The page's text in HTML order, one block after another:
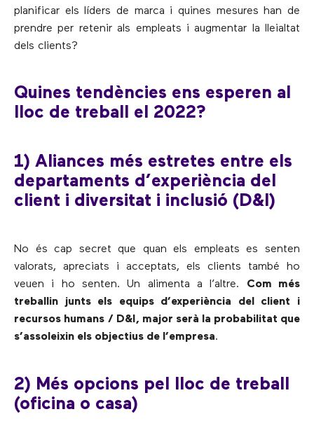
planificar els líders de marca i quines mesures han de
prendre per retenir als empleats i augmentar la lleialtat
dels clients?
Quines tendències ens esperen al
lloc de treball el 2022?
1) Aliances més estretes entre els
departaments d’experiència del
client i diversitat i inclusió (D&I)
No és cap secret que quan els empleats es senten
valorats, apreciats i acceptats, els clients també ho
veuen i ho senten. Un alimenta a l’altre. Com més
treballin junts els equips d’experiència del client i
recursos humans / D&I, major serà la probabilitat que
s’assoleixin els objectius de l’empresa.
2) Més opcions pel lloc de treball
(oficina o casa)